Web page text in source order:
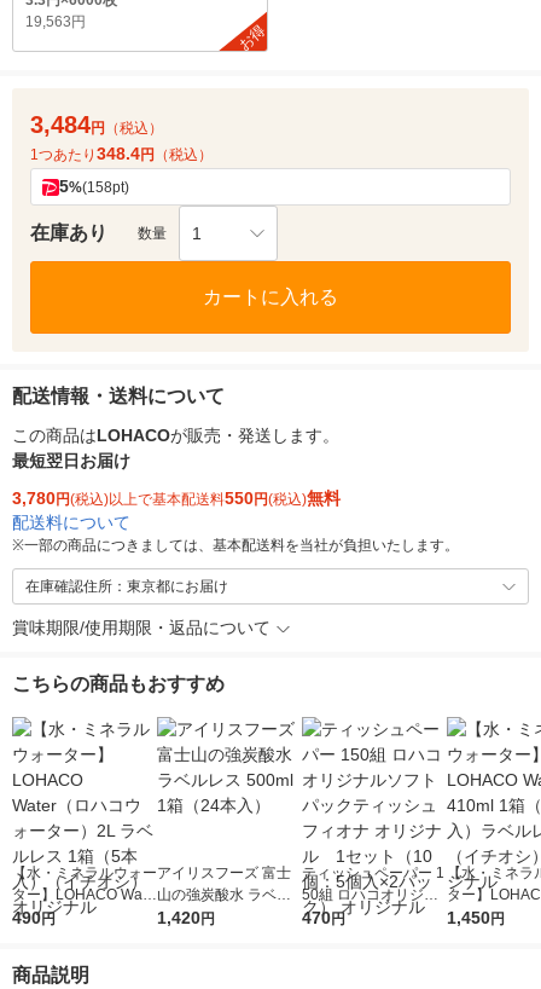
19,563円
お得
3,484円
（税込）
1つあたり 348.4円 （税込）
5%(158pt)
在庫あり 数量 1
カートに入れる
配送情報・送料について
この商品はLOHACOが販売・発送します。
最短翌日お届け
3,780円(税込)以上で基本配送料550円(税込)無料
配送料について
※一部の商品につきましては、基本配送料を当社が負担いたします。
在庫確認住所：東京都にお届け
賞味期限/使用期限・返品について
こちらの商品もおすすめ
【水・ミネラルウォー
ター】LOHACO Wate
r（ロハコウォータ
シ） オリジナル
490円
アイリスフーズ 富士
山の強炭酸水 ラベル
レス 500ml 1箱（24
1,420円
ティッシュペーパー 1
50組 ロハコオリジナ
ルソフトパックティッ
470円
【水・ミネラ
ター】
r 410ml 1箱（
1,450円
商品説明